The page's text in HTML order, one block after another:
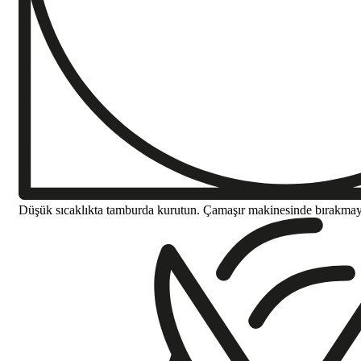
Düşük sıcaklıkta tamburda kurutun. Çamaşır makinesinde